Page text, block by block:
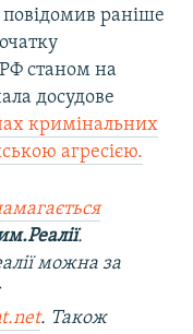
повідомив раніше
станом на
досудове
кримінальних
агресією.
.
можна за
. Також